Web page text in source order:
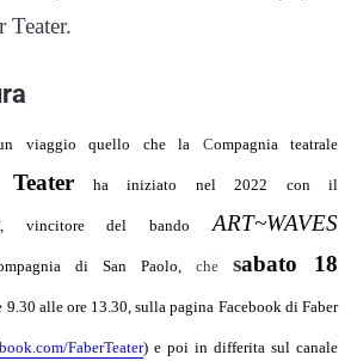
Teater.
viaggio quello che la Compagnia teatrale
ha iniziato nel 2022 con il
, vincitore del bandoART~WAVES
di San Paolo, che sabato 18
9.30 alle ore 13.30, sulla pagina Facebook di Faber
FaberTeater) e poi in differita sul canale